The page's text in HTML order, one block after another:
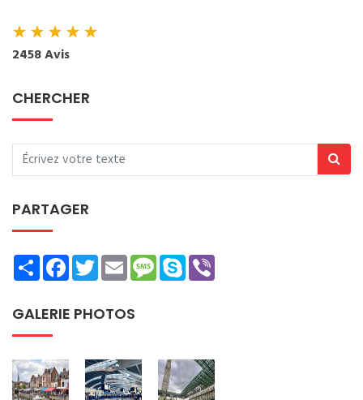
★★★★★
2458 Avis
CHERCHER
PARTAGER
ShareFacebookTwitterEmailMessage
Skype
GALERIE PHOTOS